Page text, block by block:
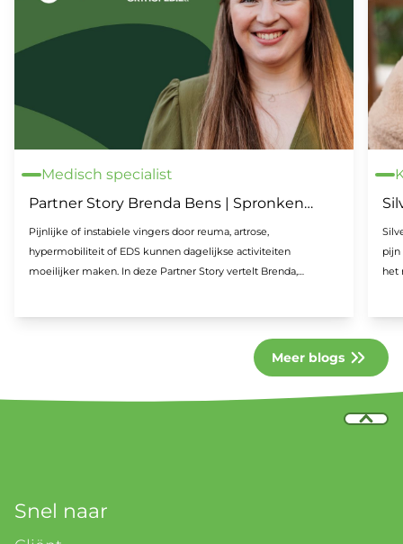
Medisch specialist
Partner Story Brenda Bens | Spronken
Orthopedie
Pijnlijke of instabiele vingers door reuma, artrose,
hypermobiliteit of EDS kunnen dagelijkse activiteiten
moeilijker maken. In deze Partner Story vertelt Brenda,
verminderen en de handfunctie te verbeteren. Ontdek hoe
comfort, uitstraling en persoonlijke aanpassing ervoor zorgen
pijn
het
Meer blogs
Snel naar